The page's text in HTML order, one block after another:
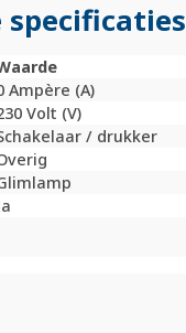
specificaties
Ampère (A)
Volt (V)
/ drukker